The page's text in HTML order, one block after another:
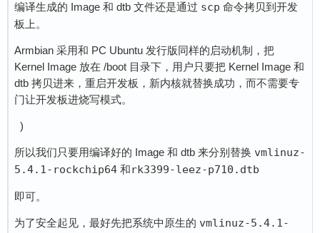
编译生成的 Image 和 dtb 文件还是通过 scp 命令拷贝到开发
板上。
Armbian 采用和 PC Ubuntu 发行版同样的启动机制，把
Kernel Image 放在 /boot 目录下，用户只要把 Kernel Image 和
dtb 拷贝进来，重启开发板，新内核就替换成功，而不需要专
门让开发板进烧写模式。
)
所以我们只要用编译好的 Image 和 dtb 来分别替换 vmlinuz-
5.4.1-rockchip64 和rk3399-leez-p710.dtb
即可。
为了安全起见，最好先把系统中原生的 vmlinuz-5.4.1-